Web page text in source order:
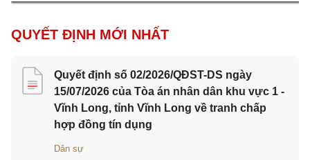
QUYẾT ĐỊNH MỚI NHẤT
Quyết định số 02/2026/QĐST-DS ngày
15/07/2026 của Tòa án nhân dân khu vực 1 -
Vĩnh Long, tỉnh Vĩnh Long về tranh chấp
hợp đồng tín dụng
Dân sự